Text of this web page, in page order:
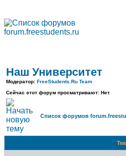
Наш Университет
Модератор: FreeStudents.Ru Team
Сейчас этот форум просматривают: Нет
Список форумов